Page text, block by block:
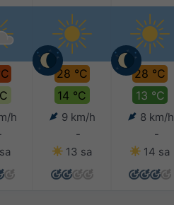
h
28 °C
14 °C
9 km/h
-
13 sa
28 °C
13 °C
8 km/h
-
14 sa